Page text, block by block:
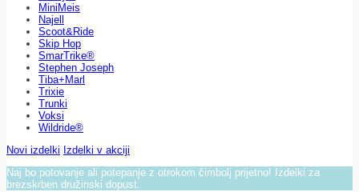
MiniMeis
Najell
Scoot&Ride
Skip Hop
SmarTrike®
Stephen Joseph
Tiba+Marl
Trixie
Trunki
Voksi
Wildride®
Novi izdelki Izdelki v akciji
Naj bo potovanje ali potepanje z otrokom čimbolj prijetno! Izdelki za
brezskrben družinski dopust.